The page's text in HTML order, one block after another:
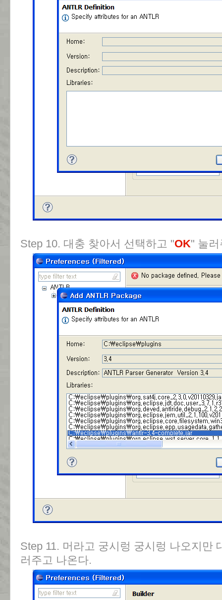
Step 10. 대충 찾아서 선택하고 "OK" 눌
Step 11. 머라고 궁시렁 궁시렁 나오지만
러주고 나온다.